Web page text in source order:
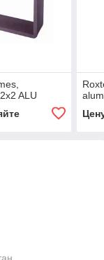
ALU